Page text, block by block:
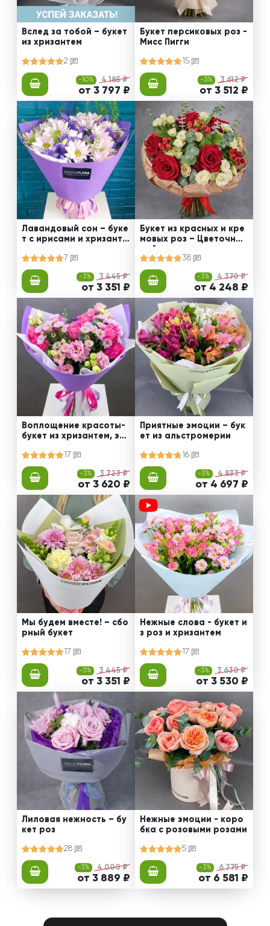
Вслед за тобой – букет
из хризантем
2
-10% 4 185 ₽
от 3 797 ₽
Букет персиковых роз -
Мисс Пигги
15
-3% 3 612 ₽
от 3 512 ₽
Лавандовый сон – буке
т с ирисами и хризанте
7
-3% 3 445 ₽
от 3 351 ₽
Букет из красных и кре
мовых роз – Цветочный
38
-3% 4 370 ₽
от 4 248 ₽
Воплощение красоты-
букет из хризантем, эус
17
-3% 3 723 ₽
от 3 620 ₽
Приятные эмоции – бук
ет из альстромерии
16
-3% 4 833 ₽
от 4 697 ₽
Мы будем вместе! – сбо
рный букет
17
-3% 3 445 ₽
от 3 351 ₽
Нежные слова - букет и
з роз и хризантем
17
-3% 3 630 ₽
от 3 530 ₽
Лиловая нежность – бу
кет роз
28
-3% 4 000 ₽
от 3 889 ₽
Нежные эмоции - коро
бка с розовыми розами
5
-3% 6 775 ₽
от 6 581 ₽